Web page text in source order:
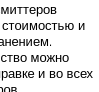
и
можно
и во всех